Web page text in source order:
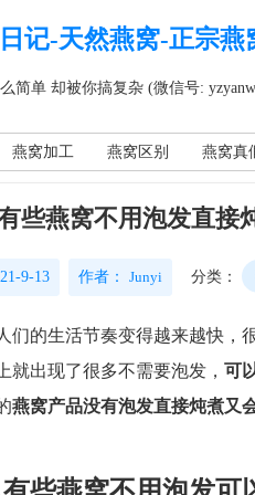
记-天然燕窝-正宗燕
简单 却被你搞复杂 (微信号:
燕窝加工 燕窝区别 燕窝真
些燕窝不用泡发直接
9-13 作者： Junyi 分类：
们的生活节奏变得越来越快，
就出现了很多不需要泡发， 可
燕窝产品没有泡发直接炖煮又